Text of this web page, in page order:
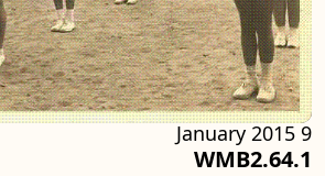
WMB2.64.1
9 January 2015